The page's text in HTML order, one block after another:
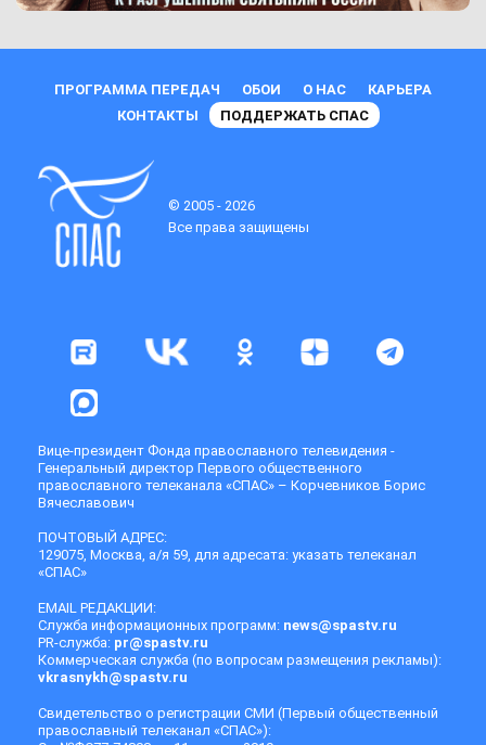
ПРОГРАММА ПЕРЕДАЧ ОБОИ О НАС
КАРЬЕРА
КОНТАКТЫ
ПОДДЕРЖАТЬ СПАС
© 2005 - 2026
Все права защищены
Вице-президент Фонда православного телевидения -
Генеральный директор Первого общественного
православного телеканала «СПАС» – Корчевников Борис
Вячеславович
ПОЧТОВЫЙ АДРЕС:
129075, Москва, а/я 59, для адресата: указать телеканал
«СПАС»
EMAIL РЕДАКЦИИ:
Служба информационных программ: news@spastv.ru
PR-служба: pr@spastv.ru
Коммерческая служба (по вопросам размещения рекламы):
vkrasnykh@spastv.ru
Свидетельство о регистрации СМИ (Первый общественный
православный телеканал «СПАС»):